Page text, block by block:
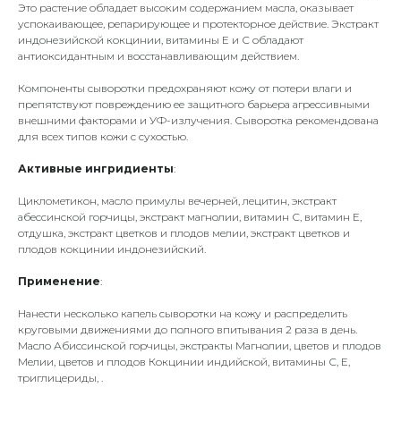
Это растение обладает высоким содержанием масла, оказывает
успокаивающее, репарирующее и протекторное действие. Экстракт
индонезийской кокцинии, витамины Е и С обладают
антиоксидантным и восстанавливающим действием.
Компоненты сыворотки предохраняют кожу от потери влаги и
препятствуют повреждению ее защитного барьера агрессивными
внешними факторами и УФ-излучения. Сыворотка рекомендована
для всех типов кожи с сухостью.
Активные ингридиенты:
Циклометикон, масло примулы вечерней, лецитин, экстракт
абессинской горчицы, экстракт магнолии, витамин С, витамин Е,
отдушка, экстракт цветков и плодов мелии, экстракт цветков и
плодов кокцинии индонезийский.
Применение:
Нанести несколько капель сыворотки на кожу и распределить
круговыми движениями до полного впитывания 2 раза в день.
Масло Абиссинской горчицы, экстракты Магнолии, цветов и плодов
Мелии, цветов и плодов Кокцинии индийской, витамины С, Е,
триглицериды, .